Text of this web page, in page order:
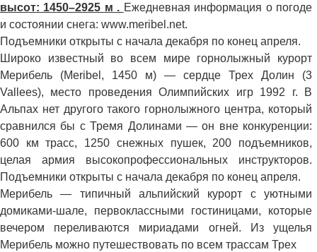
высот: 1450–2925 м . Ежедневная информация о погоде
и состоянии снега: www.meribel.net.
Подъемники открыты с начала декабря по конец апреля.
Широко известный во всем мире горнолыжный курорт
Мерибель (Meribel, 1450 м) — сердце Трех Долин (3
Vallees), место проведения Олимпийских игр 1992 г. В
Альпах нет другого такого горнолыжного центра, который
сравнился бы с Тремя Долинами — он вне конкуренции:
600 км трасс, 1250 снежных пушек, 200 подъемников,
целая армия высокопрофессиональных инструкторов.
Подъемники открыты с начала декабря по конец апреля.
Мерибель — типичный альпийский курорт с уютными
домиками-шале, первоклассными гостиницами, которые
вечером переливаются мириадами огней. Из ущелья
Мерибель можно путешествовать по всем трассам Трех